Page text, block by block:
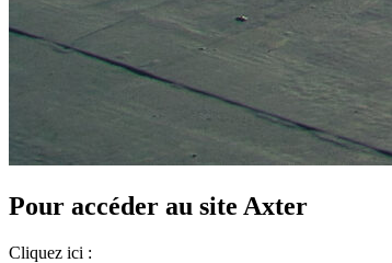
Pour accéder au site Axter
Cliquez ici :